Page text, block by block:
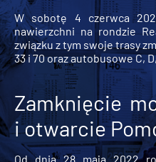
W sobotę 4 czerwca
nawierzchni na rondzie
związku z tym swoje trasy
33 i 70 oraz autobusowe C, D,
Zamknięcie
i otwarcie
Od dnia 28 maja 2022